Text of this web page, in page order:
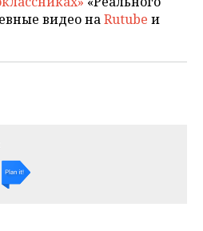
видео наRutube и